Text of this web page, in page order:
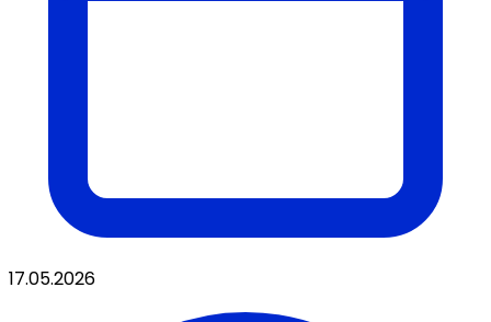
17.05.2026